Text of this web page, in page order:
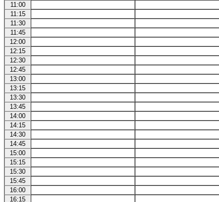
11:00
11:15
11:30
11:45
12:00
12:15
12:30
12:45
13:00
13:15
13:30
13:45
14:00
14:15
14:30
14:45
15:00
15:15
15:30
15:45
16:00
16:15